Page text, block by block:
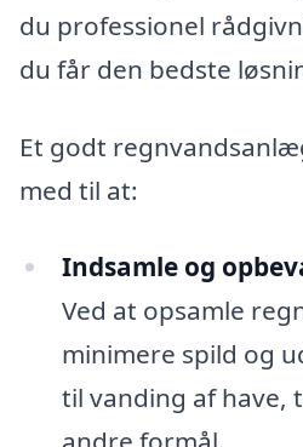
du professionel
du får den bedste
Et godt
med til at:
Indsamle og
Ved at opsamle
minimere spild og
til vanding af have,